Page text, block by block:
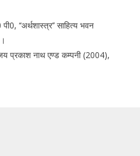
‘‘अर्थशास्त्र’’ साहित्य भवन
जय प्रकाश नाथ एण्ड कम्पनी (2004),